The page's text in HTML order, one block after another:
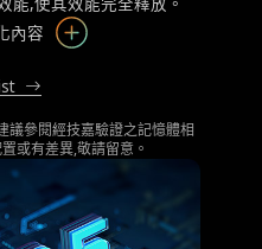
內容
議參閱經技嘉驗證之記憶體相
或有差異,敬請留意。